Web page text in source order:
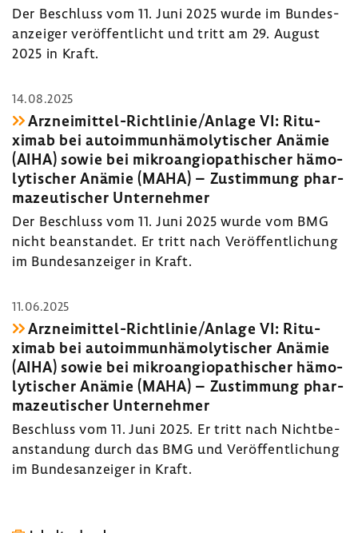
Der Beschluss vom 11. Juni 2025 wurde im Bundes­
an­zeiger veröf­fent­licht und tritt am 29. August
2025 in Kraft.
14.08.2025
Arzneimittel-​Richtlinie/Anlage VI: Ritu­
ximab bei auto­im­mun­hä­mo­ly­ti­scher Anämie
(AIHA) sowie bei mikro­an­gio­pa­thi­scher hämo­
ly­ti­scher Anämie (MAHA) – Zustim­mung phar­
ma­zeu­ti­scher Unter­nehmer
Der Beschluss vom 11. Juni 2025 wurde vom BMG
nicht bean­standet. Er tritt nach Veröf­fent­li­chung
im Bundes­an­zeiger in Kraft.
11.06.2025
Arzneimittel-​Richtlinie/Anlage VI: Ritu­
ximab bei auto­im­mun­hä­mo­ly­ti­scher Anämie
(AIHA) sowie bei mikro­an­gio­pa­thi­scher hämo­
ly­ti­scher Anämie (MAHA) – Zustim­mung phar­
ma­zeu­ti­scher Unter­nehmer
Beschluss vom 11. Juni 2025. Er tritt nach Nicht­be­
an­stan­dung durch das BMG und Veröf­fent­li­chung
im Bundes­an­zeiger in Kraft.